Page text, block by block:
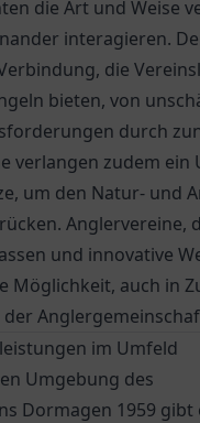
die Art und Weise
interagieren.
die
bieten, von
durch
verlangen zudem ein
um den Natur- und
Anglervereine,
und innovative
Möglichkeit, auch in
im Umfeld
Umgebung des
Dormagen 1959 gibt